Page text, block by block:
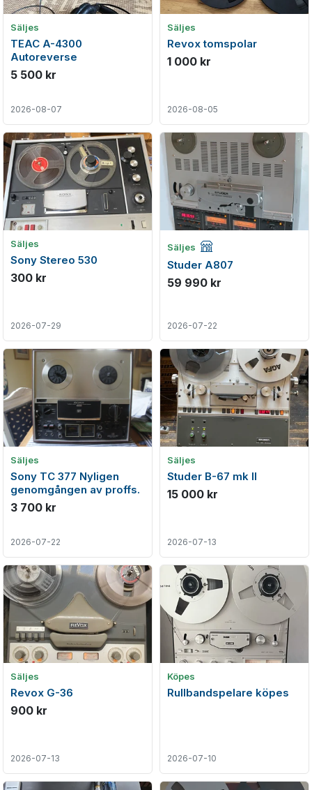
Säljes
TEAC A-4300
Autoreverse
5 500 kr
2026-08-07
Säljes
Revox tomspolar
1 000 kr
2026-08-05
Säljes
Sony Stereo 530
300 kr
2026-07-29
Säljes Företagsannons
Studer A807
59 990 kr
2026-07-22
Säljes
Sony TC 377 Nyligen
genomgången av proffs.
3 700 kr
2026-07-22
Säljes
Studer B-67 mk ll
15 000 kr
2026-07-13
Säljes
Revox G-36
900 kr
2026-07-13
Köpes
Rullbandspelare köpes
2026-07-10